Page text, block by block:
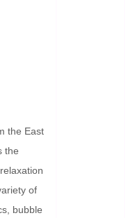
the East
the
of
bubble